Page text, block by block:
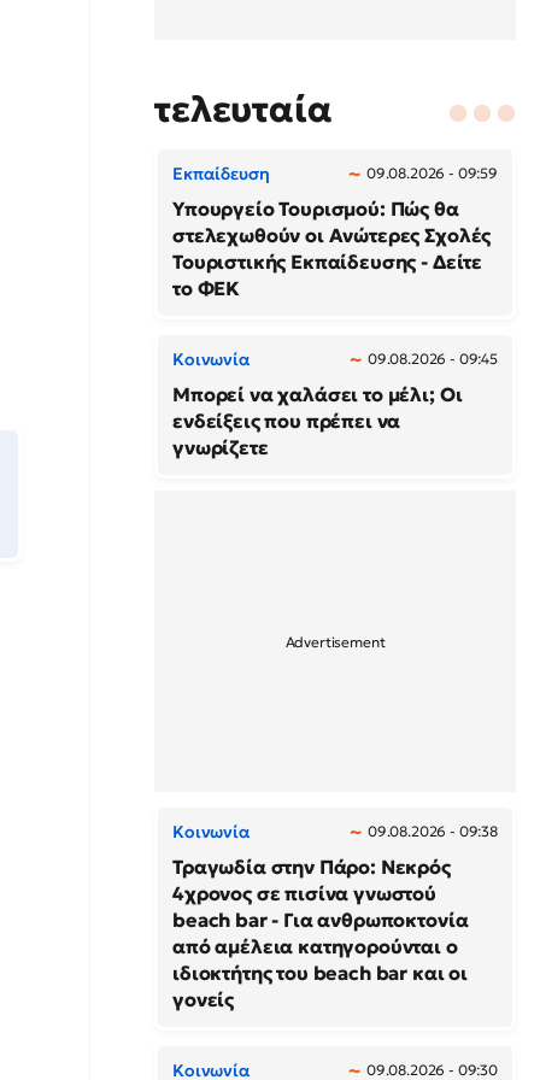
τελευταία
Εκπαίδευση 09.08.2026 - 09:59
Υπουργείο Τουρισμού: Πώς θα
στελεχωθούν οι Ανώτερες Σχολές
Τουριστικής Εκπαίδευσης - Δείτε
το ΦΕΚ
Κοινωνία 09.08.2026 - 09:45
Μπορεί να χαλάσει το μέλι; Οι
ενδείξεις που πρέπει να
γνωρίζετε
Κοινωνία 09.08.2026 - 09:38
Τραγωδία στην Πάρο: Νεκρός
4χρονος σε πισίνα γνωστού
beach bar - Για ανθρωποκτονία
από αμέλεια κατηγορούνται ο
ιδιοκτήτης του beach bar και οι
γονείς
Κοινωνία 09.08.2026 - 09:30